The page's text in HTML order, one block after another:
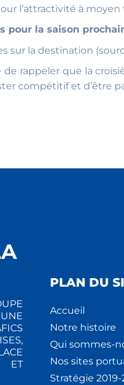
l’attractivité à
pour la saison
sur la destination
de rappeler que la
compétitif et d’être
ET
PLAN DU
Accueil
Notre histoire
Qui sommes-
Nos sites
Stratégie 2019-